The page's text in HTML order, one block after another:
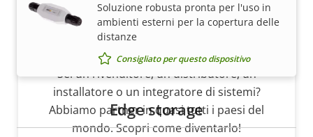
Soluzione robusta pronta per l'uso in
ambienti esterni per la copertura delle
distanze
Consigliato per questo dispositivo
Edge storage
Diventa partner
Sei un rivenditore, un distributore, un
installatore o un integratore di sistemi?
Abbiamo partner in quasi tutti i paesi del
mondo. Scopri come diventarlo!